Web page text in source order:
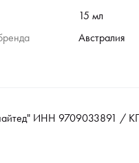
15 мл
Австралия
ИНН 9709033891 /